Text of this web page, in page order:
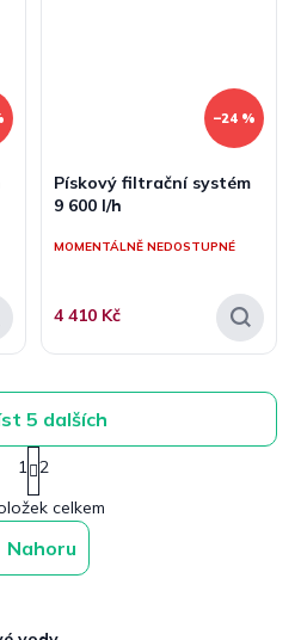
–24 %
Pískový filtrační systém
9 600 l/h
MOMENTÁLNĚ NEDOSTUPNÉ
4 410 Kč
O
v
l
á
d
5 dalších
S
t
r
á
k
o
1 2
celkem
Nahoru